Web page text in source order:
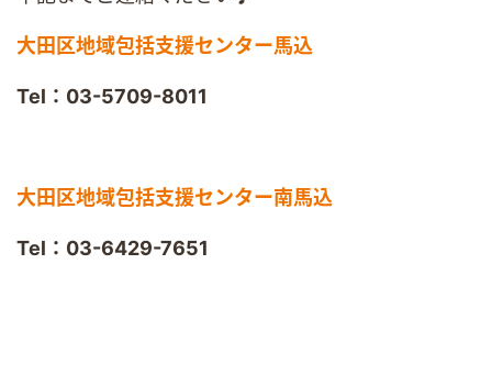
大田区地域包括支援センター馬込
Tel：03-5709-8011
大田区地域包括支援センター南馬込
Tel：03-6429-7651